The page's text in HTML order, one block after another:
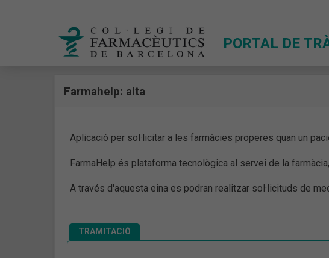
PORTAL DE
Farmahelp: alta
Aplicació per sol·licitar a les farmàcies properes quan un
FarmaHelp és plataforma tecnològica al servei de la
A través d'aquesta eina es podran realitzar sol·licituds de
TRAMITACIÓ